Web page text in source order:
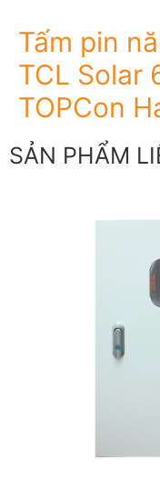
Tấm pin
TCL Solar
TOPCon
SẢN PHẨM